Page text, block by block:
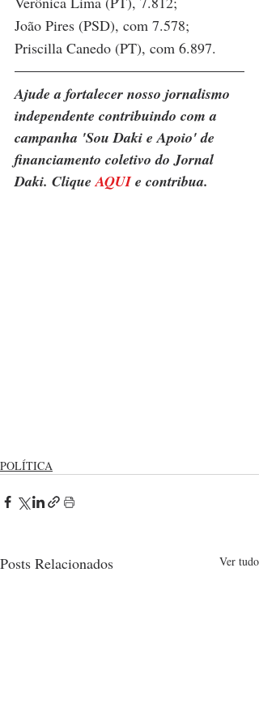
João Pires (PSD), com 7.578;
Priscilla Canedo (PT), com 6.897.
Ajude a fortalecer nosso jornalismo
independente contribuindo com a
campanha 'Sou Daki e Apoio' de
financiamento coletivo do Jornal
Daki. Clique AQUI e contribua.
POLÍTICA
Posts Relacionados Ver tudo